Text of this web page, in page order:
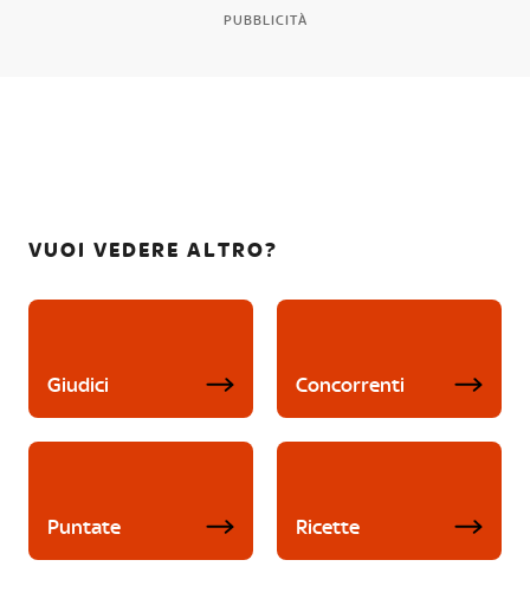
PUBBLICITÀ
VUOI VEDERE ALTRO?
Giudici Concorrenti
Puntate Ricette